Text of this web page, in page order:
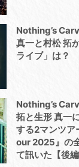
Nothing’s
真一と村松 拓
ライブ」は？
Nothing’s
拓と生形 真一
する2マンツ
our 2025』の
て訊いた【後編